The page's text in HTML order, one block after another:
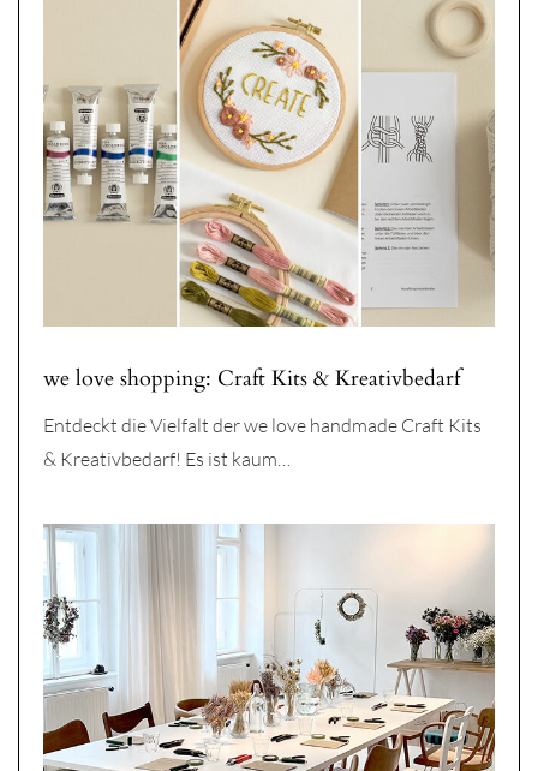
we love shopping: Craft Kits & Kreativbedarf
Entdeckt die Vielfalt der we love handmade Craft Kits
& Kreativbedarf! Es ist kaum…